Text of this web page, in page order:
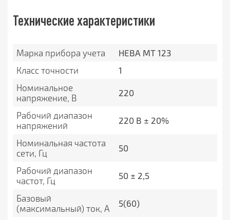
Технические характеристики
Марка прибора учета
НЕВА МТ 123
Класс точности
1
Номинальное
напряжение, В
220
Рабочий диапазон
напряжений
220 В ± 20%
Номинальная частота
сети, Гц
50
Рабочий диапазон
частот, Гц
50 ± 2,5
Базовый
(максимальный) ток, А
5(60)